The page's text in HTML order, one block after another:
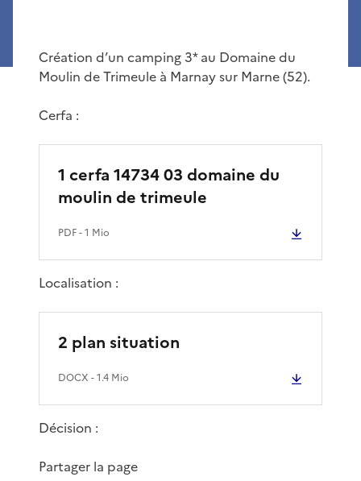
Création d’un camping 3* au Domaine du
Moulin de Trimeule à Marnay sur Marne (52).
Cerfa :
1 cerfa 14734 03 domaine du
moulin de trimeule
PDF- 1 Mio
Localisation :
2 plan situation
DOCX - 1.4 Mio
Décision :
Partager la page